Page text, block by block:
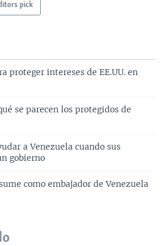
pick
proteger intereses de EE.UU. en
se parecen los protegidos de
a Venezuela cuando sus
gobierno
como embajador de Venezuela